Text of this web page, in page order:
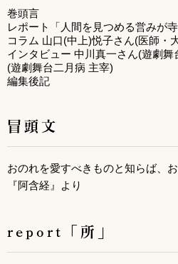
巻頭言
レポート「人間を見つめる営みが
コラム 山口(中上)悦子さん(医師・
インタビュー 中川真一さん(遊劇
(遊劇舞台二月病 主宰)
編集後記
冒頭文
おのれを愛すべきものと知らば、
『阿含経』より
report「所」